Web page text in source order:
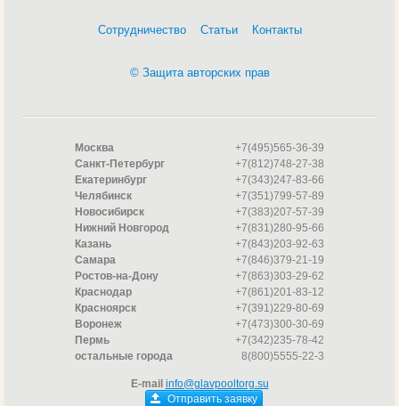
Сотрудничество Статьи Контакты
© Защита авторских прав
Москва
+7(495)565-36-39
Санкт-Петербург
+7(812)748-27-38
Екатеринбург
+7(343)247-83-66
Челябинск
+7(351)799-57-89
Новосибирск
+7(383)207-57-39
Нижний Новгород
+7(831)280-95-66
Казань
+7(843)203-92-63
Самара
+7(846)379-21-19
Ростов-на-Дону
+7(863)303-29-62
Краснодар
+7(861)201-83-12
Красноярск
+7(391)229-80-69
Воронеж
+7(473)300-30-69
Пермь
+7(342)235-78-42
остальные города
8(800)5555-22-3
E-mail info@glavpooltorg.su
Отправить заявку